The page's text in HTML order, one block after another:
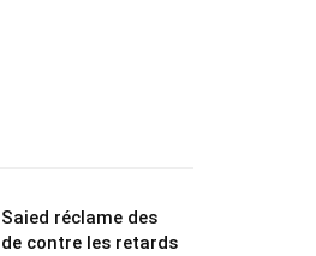
réclame des
contre les retards